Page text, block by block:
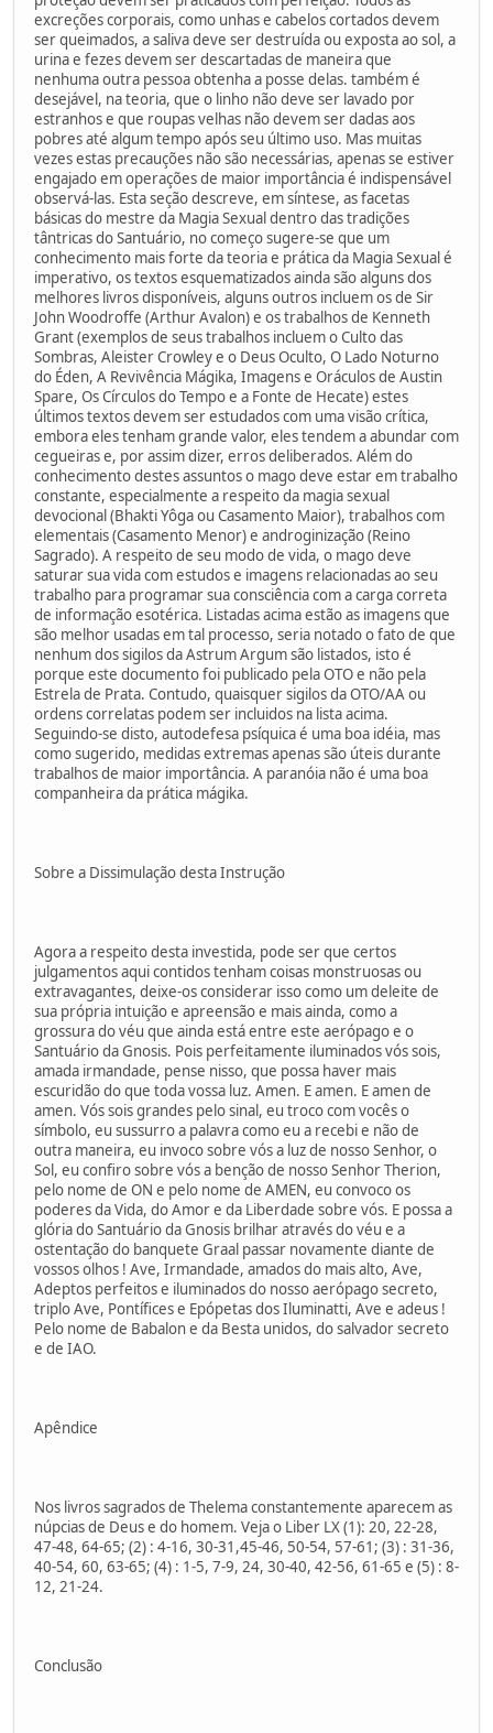
excreções corporais, como unhas e cabelos cortados devem
ser queimados, a saliva deve ser destruída ou exposta ao sol, a
urina e fezes devem ser descartadas de maneira que
nenhuma outra pessoa obtenha a posse delas. também é
desejável, na teoria, que o linho não deve ser lavado por
estranhos e que roupas velhas não devem ser dadas aos
pobres até algum tempo após seu último uso. Mas muitas
vezes estas precauções não são necessárias, apenas se estiver
engajado em operações de maior importância é indispensável
observá-las. Esta seção descreve, em síntese, as facetas
básicas do mestre da Magia Sexual dentro das tradições
tântricas do Santuário, no começo sugere-se que um
conhecimento mais forte da teoria e prática da Magia Sexual é
imperativo, os textos esquematizados ainda são alguns dos
melhores livros disponíveis, alguns outros incluem os de Sir
John Woodroffe (Arthur Avalon) e os trabalhos de Kenneth
Grant (exemplos de seus trabalhos incluem o Culto das
Sombras, Aleister Crowley e o Deus Oculto, O Lado Noturno
do Éden, A Revivência Mágika, Imagens e Oráculos de Austin
Spare, Os Círculos do Tempo e a Fonte de Hecate) estes
últimos textos devem ser estudados com uma visão crítica,
embora eles tenham grande valor, eles tendem a abundar com
cegueiras e, por assim dizer, erros deliberados. Além do
conhecimento destes assuntos o mago deve estar em trabalho
constante, especialmente a respeito da magia sexual
devocional (Bhakti Yôga ou Casamento Maior), trabalhos com
elementais (Casamento Menor) e androginização (Reino
Sagrado). A respeito de seu modo de vida, o mago deve
saturar sua vida com estudos e imagens relacionadas ao seu
trabalho para programar sua consciência com a carga correta
de informação esotérica. Listadas acima estão as imagens que
são melhor usadas em tal processo, seria notado o fato de que
nenhum dos sigilos da Astrum Argum são listados, isto é
porque este documento foi publicado pela OTO e não pela
Estrela de Prata. Contudo, quaisquer sigilos da OTO/AA ou
ordens correlatas podem ser incluidos na lista acima.
Seguindo-se disto, autodefesa psíquica é uma boa idéia, mas
como sugerido, medidas extremas apenas são úteis durante
trabalhos de maior importância. A paranóia não é uma boa
companheira da prática mágika.
Sobre a Dissimulação desta Instrução
Agora a respeito desta investida, pode ser que certos
julgamentos aqui contidos tenham coisas monstruosas ou
extravagantes, deixe-os considerar isso como um deleite de
sua própria intuição e apreensão e mais ainda, como a
grossura do véu que ainda está entre este aerópago e o
Santuário da Gnosis. Pois perfeitamente iluminados vós sois,
amada irmandade, pense nisso, que possa haver mais
escuridão do que toda vossa luz. Amen. E amen. E amen de
amen. Vós sois grandes pelo sinal, eu troco com vocês o
símbolo, eu sussurro a palavra como eu a recebi e não de
outra maneira, eu invoco sobre vós a luz de nosso Senhor, o
Sol, eu confiro sobre vós a benção de nosso Senhor Therion,
pelo nome de ON e pelo nome de AMEN, eu convoco os
poderes da Vida, do Amor e da Liberdade sobre vós. E possa a
glória do Santuário da Gnosis brilhar através do véu e a
ostentação do banquete Graal passar novamente diante de
vossos olhos ! Ave, Irmandade, amados do mais alto, Ave,
Adeptos perfeitos e iluminados do nosso aerópago secreto,
triplo Ave, Pontífices e Epópetas dos Iluminatti, Ave e adeus !
Pelo nome de Babalon e da Besta unidos, do salvador secreto
e de IAO.
Apêndice
Nos livros sagrados de Thelema constantemente aparecem as
núpcias de Deus e do homem. Veja o Liber LX (1): 20, 22-28,
47-48, 64-65; (2) : 4-16, 30-31,45-46, 50-54, 57-61; (3) : 31-36,
40-54, 60, 63-65; (4) : 1-5, 7-9, 24, 30-40, 42-56, 61-65 e (5) : 8-
12, 21-24.
Conclusão